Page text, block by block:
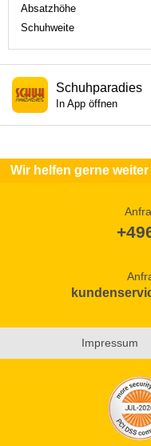
Absatzhöhe
Schuhweite
Schuhparadies
In App öffnen
Wir helfen gerne weiter
Impressum